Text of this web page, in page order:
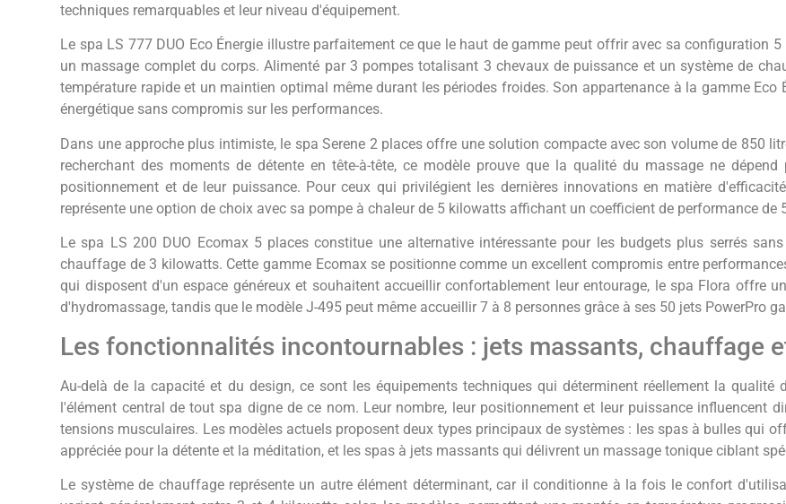
techniques remarquables et leur niveau d'équipement.
Le spa LS 777 DUO Eco Énergie illustre parfaitement ce que le haut de gamme peut offrir avec sa configuration
un massage complet du corps. Alimenté par 3 pompes totalisant 3 chevaux de puissance et un système de
température rapide et un maintien optimal même durant les périodes froides. Son appartenance à la gamme
énergétique sans compromis sur les performances.
Dans une approche plus intimiste, le spa Serene 2 places offre une solution compacte avec son volume de 850
recherchant des moments de détente en tête-à-tête, ce modèle prouve que la qualité du massage ne
positionnement et de leur puissance. Pour ceux qui privilégient les dernières innovations en matière
représente une option de choix avec sa pompe à chaleur de 5 kilowatts affichant un coefficient de performance de
Le spa LS 200 DUO Ecomax 5 places constitue une alternative intéressante pour les budgets plus serrés
chauffage de 3 kilowatts. Cette gamme Ecomax se positionne comme un excellent compromis entre
qui disposent d'un espace généreux et souhaitent accueillir confortablement leur entourage, le spa Flora offre
d'hydromassage, tandis que le modèle J-495 peut même accueillir 7 à 8 personnes grâce à ses 50 jets PowerPro
Les fonctionnalités incontournables : jets massants, chauffage
Au-delà de la capacité et du design, ce sont les équipements techniques qui déterminent réellement la
l'élément central de tout spa digne de ce nom. Leur nombre, leur positionnement et leur puissance influencent
tensions musculaires. Les modèles actuels proposent deux types principaux de systèmes : les spas à bulles qui
appréciée pour la détente et la méditation, et les spas à jets massants qui délivrent un massage tonique ciblant
Le système de chauffage représente un autre élément déterminant, car il conditionne à la fois le confort